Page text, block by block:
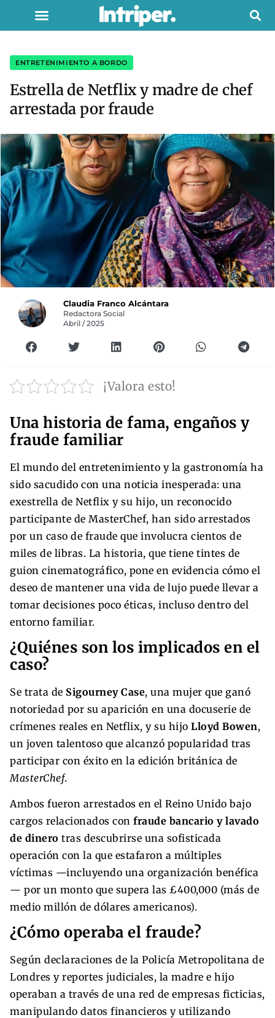
ENTRETENIMIENTO A BORDO
Estrella de Netflix y madre de chef
arrestada por fraude
Claudia Franco Alcántara
Redactora Social
Abril / 2025
¡Valora esto!
Una historia de fama, engaños y
fraude familiar
El mundo del entretenimiento y la gastronomía ha
sido sacudido con una noticia inesperada: una
exestrella de Netflix y su hijo, un reconocido
participante de MasterChef, han sido arrestados
por un caso de fraude que involucra cientos de
miles de libras. La historia, que tiene tintes de
guion cinematográfico, pone en evidencia cómo el
deseo de mantener una vida de lujo puede llevar a
tomar decisiones poco éticas, incluso dentro del
entorno familiar.
¿Quiénes son los implicados en el
caso?
Se trata de Sigourney Case, una mujer que ganó
notoriedad por su aparición en una docuserie de
crímenes reales en Netflix, y su hijo Lloyd Bowen,
un joven talentoso que alcanzó popularidad tras
participar con éxito en la edición británica de
MasterChef.
Ambos fueron arrestados en el Reino Unido bajo
cargos relacionados con fraude bancario y lavado
de dinero tras descubrirse una sofisticada
operación con la que estafaron a múltiples
víctimas —incluyendo una organización benéfica
— por un monto que supera las £400,000 (más de
medio millón de dólares americanos).
¿Cómo operaba el fraude?
Según declaraciones de la Policía Metropolitana de
Londres y reportes judiciales, la madre e hijo
operaban a través de una red de empresas ficticias,
manipulando datos financieros y utilizando